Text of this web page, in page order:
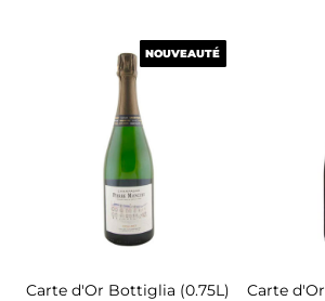
NOUVEAUTÉ
Carte d'Or Bottiglia (0.75L)
NOUVEAUTÉ
Carte d'Or